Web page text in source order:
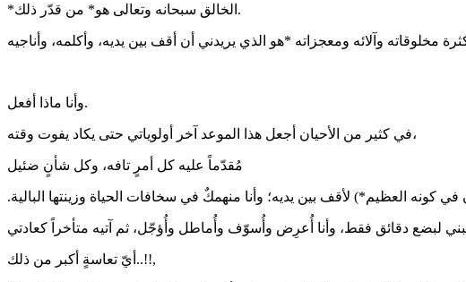
*الخالق سبحانه وتعالى هو* من قدّر ذلك.
وأنا ماذا أفعل.
في كثير من الأحيان أجعل هذا الموعد آخر أولوياتي حتى يكاد يفوت وقته،
مُقدّماً عليه كل أمرٍ تافه، وكل شأنٍ ضئيل
أيّ تعاسةٍ أكبر من ذلك..!!,